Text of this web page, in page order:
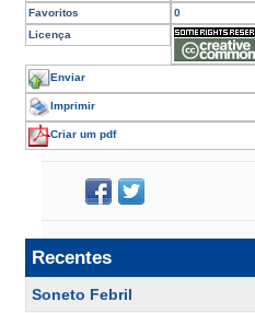
Favoritos
0
Licença
Enviar
Imprimir
Criar um pdf
Recentes
Soneto Febril